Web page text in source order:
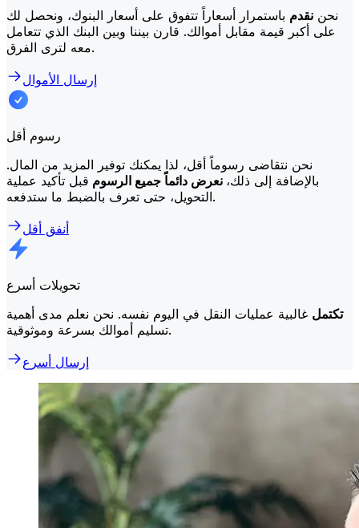
نحن نقدم باستمرار أسعاراً تتفوق على أسعار البنوك، ونحصل لك
على أكبر قيمة مقابل أموالك. قارن بيننا وبين البنك الذي تتعامل
معه لترى الفرق.
إرسال الأموال
رسوم أقل
نحن نتقاضى رسوماً أقل، لذا يمكنك توفير المزيد من المال.
بالإضافة إلى ذلك، نعرض دائماً جميع الرسوم قبل تأكيد عملية
التحويل، حتى تعرف بالضبط ما ستدفعه.
أنفق أقل
تحويلات أسرع
تكتمل غالبية عمليات النقل في اليوم نفسه. نحن نعلم مدى أهمية
تسليم أموالك بسرعة وموثوقية.
إرسال أسرع